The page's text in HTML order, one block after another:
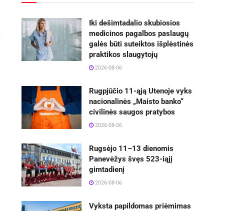
Iki dešimtadalio skubiosios
medicinos pagalbos paslaugų
galės būti suteiktos išplėstinės
praktikos slaugytojų
2026-08-06
Rugpjūčio 11-ąją Utenoje vyks
nacionalinės „Maisto banko“
civilinės saugos pratybos
2026-08-06
Rugsėjo 11–13 dienomis
Panevėžys švęs 523-iąjį
gimtadienį
2026-08-06
Vyksta papildomas priėmimas